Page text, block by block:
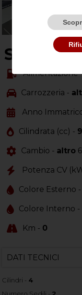
SU
Alimentazione
Carrozzeria -
Anno
Cilindrata (cc) -
Cambio - altro 6
Potenza CV
Colore Esterno -
Colore Interno -
Km - 0
DATI TECNICI
Cilindri - 4
Numero Sedili - 2